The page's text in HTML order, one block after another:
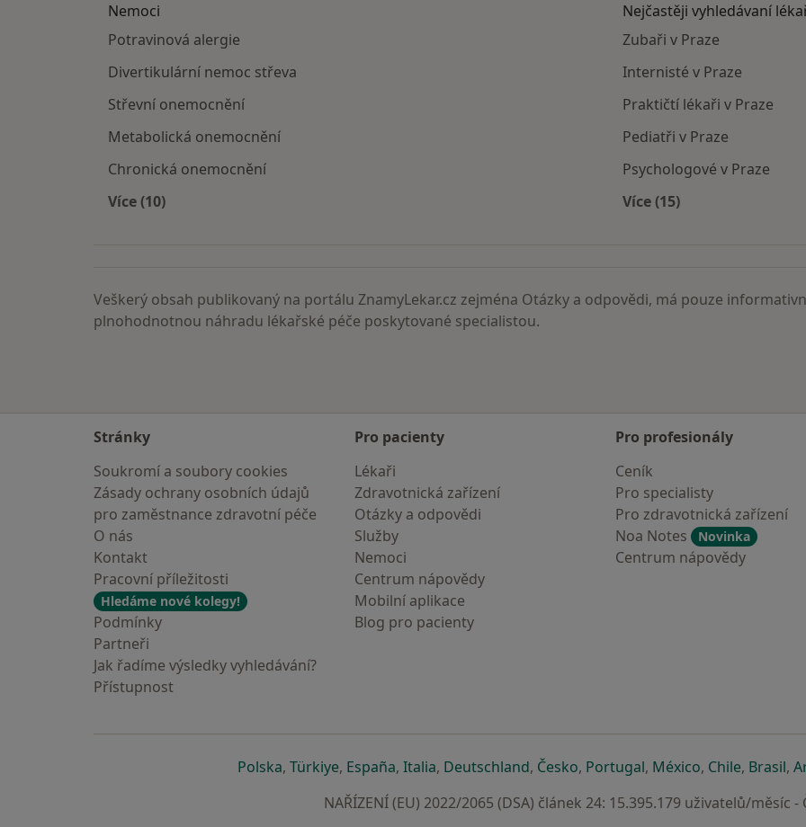
Nemoci
Potravinová alergie
Divertikulární nemoc střeva
Střevní onemocnění
Metabolická onemocnění
Chronická onemocnění
Více (10)
Nejčastěji vyhledávaní
Zubaři v Praze
Internisté v Praze
Praktičtí lékaři v Praze
Pediatři v Praze
Psychologové v Praze
Více (15)
Veškerý obsah publikovaný na portálu ZnamyLekar.cz zejména Otázky a odpovědi, má pouze
plnohodnotnou náhradu lékařské péče poskytované specialistou.
Stránky
Soukromí a soubory cookies
Zásady ochrany osobních údajů
pro zaměstnance zdravotní péče
O nás
Kontakt
Pracovní příležitosti
Hledáme nové kolegy!
Podmínky
Partneři
Jak řadíme výsledky vyhledávání?
Přístupnost
Pro pacienty
Lékaři
Zdravotnická zařízení
Otázky a odpovědi
Služby
Nemoci
Centrum nápovědy
Mobilní aplikace
Blog pro pacienty
Pro profesionály
Ceník
Pro specialisty
Pro zdravotnická zařízení
Noa Notes
Novinka
Centrum nápovědy
Polskase otevře v nové záložce
, Türkiyese otevře v nové záložce
, Españase otevře v nové záložce
, Italiase otevře v nové záložce
, Deutschlandse otevře v nové záložce
, Českose otevře v nové záložce
, Portugalse otevře v nové
, Méxicose otevře v
, Chilese
, Brasilse
,
NAŘÍZENÍ (EU) 2022/2065 (DSA) článek 24: 15.395.179 uživatelů/měsíc -